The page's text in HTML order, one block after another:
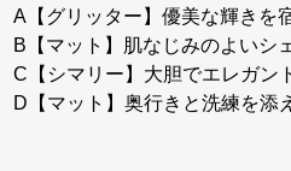
A【グリッター】優美な輝きを
B【マット】肌なじみのよいシ
C【シマリー】大胆でエレガン
D【マット】奥行きと洗練を添